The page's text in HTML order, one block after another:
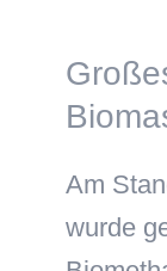
Am
wurde